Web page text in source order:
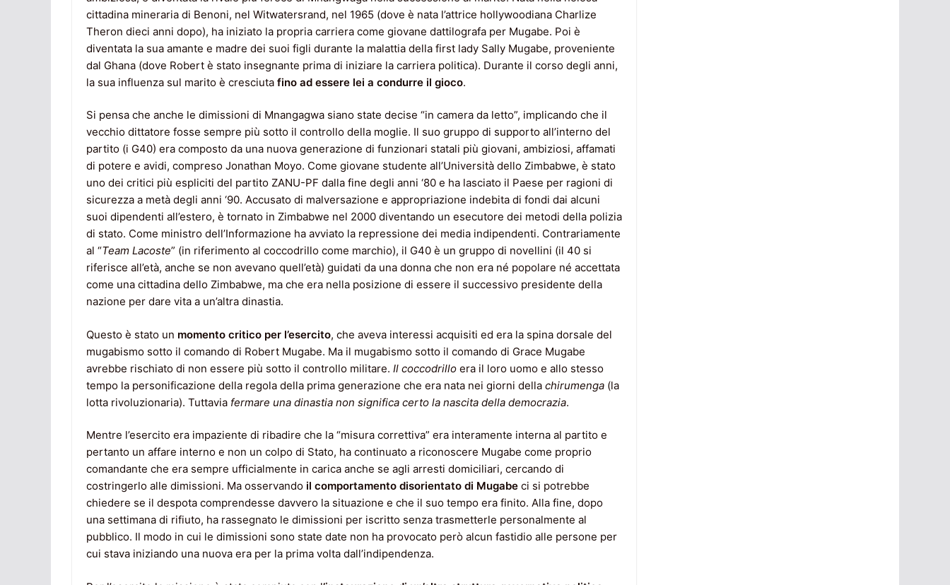
cittadina mineraria di Benoni, nel Witwatersrand, nel 1965 (dove è nata l’attrice hollywoodiana Charlize
Theron dieci anni dopo), ha iniziato la propria carriera come giovane dattilografa per Mugabe. Poi è
diventata la sua amante e madre dei suoi figli durante la malattia della first lady Sally Mugabe, proveniente
dal Ghana (dove Robert è stato insegnante prima di iniziare la carriera politica). Durante il corso degli anni,
la sua influenza sul marito è cresciuta fino ad essere lei a condurre il gioco.
Si pensa che anche le dimissioni di Mnangagwa siano state decise “in camera da letto”, implicando che il
vecchio dittatore fosse sempre più sotto il controllo della moglie. Il suo gruppo di supporto all’interno del
partito (i G40) era composto da una nuova generazione di funzionari statali più giovani, ambiziosi, affamati
di potere e avidi, compreso Jonathan Moyo. Come giovane studente all’Università dello Zimbabwe, è stato
uno dei critici più espliciti del partito ZANU-PF dalla fine degli anni ‘80 e ha lasciato il Paese per ragioni di
sicurezza a metà degli anni ‘90. Accusato di malversazione e appropriazione indebita di fondi dai alcuni
suoi dipendenti all’estero, è tornato in Zimbabwe nel 2000 diventando un esecutore dei metodi della polizia
di stato. Come ministro dell’Informazione ha avviato la repressione dei media indipendenti. Contrariamente
al “Team Lacoste” (in riferimento al coccodrillo come marchio), il G40 è un gruppo di novellini (il 40 si
riferisce all’età, anche se non avevano quell’età) guidati da una donna che non era né popolare né accettata
come una cittadina dello Zimbabwe, ma che era nella posizione di essere il successivo presidente della
nazione per dare vita a un’altra dinastia.
Questo è stato un momento critico per l’esercito, che aveva interessi acquisiti ed era la spina dorsale del
mugabismo sotto il comando di Robert Mugabe. Ma il mugabismo sotto il comando di Grace Mugabe
avrebbe rischiato di non essere più sotto il controllo militare. Il coccodrillo era il loro uomo e allo stesso
tempo la personificazione della regola della prima generazione che era nata nei giorni della chirumenga (la
lotta rivoluzionaria). Tuttavia fermare una dinastia non significa certo la nascita della democrazia.
Mentre l’esercito era impaziente di ribadire che la “misura correttiva” era interamente interna al partito e
pertanto un affare interno e non un colpo di Stato, ha continuato a riconoscere Mugabe come proprio
comandante che era sempre ufficialmente in carica anche se agli arresti domiciliari, cercando di
costringerlo alle dimissioni. Ma osservando il comportamento disorientato di Mugabe ci si potrebbe
chiedere se il despota comprendesse davvero la situazione e che il suo tempo era finito. Alla fine, dopo
una settimana di rifiuto, ha rassegnato le dimissioni per iscritto senza trasmetterle personalmente al
pubblico. Il modo in cui le dimissioni sono state date non ha provocato però alcun fastidio alle persone per
cui stava iniziando una nuova era per la prima volta dall’indipendenza.